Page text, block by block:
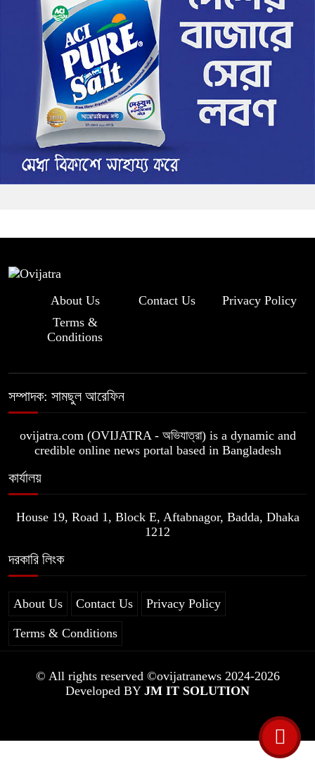
About Us Contact Us
Privacy Policy
Terms &
Conditions
সম্পাদক: সামছুল আরেফিন
ovijatra.com (OVIJATRA - অভিযাত্রা) is a dynamic and
credible online news portal based in Bangladesh
কার্যালয়
House 19, Road 1, Block E, Aftabnagor, Badda, Dhaka
1212
দরকারি লিংক
About Us Contact Us Privacy Policy
Terms & Conditions
© All rights reserved ©ovijatranews 2024-2026
Developed BY JM IT SOLUTION